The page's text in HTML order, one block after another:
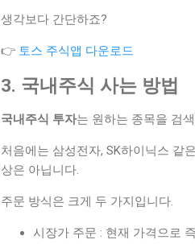
생각보다 간단하죠?
👉 토스 주식앱 다운로드
3. 국내주식 사는 방법
국내주식 투자는 원하는 종목을 검
처음에는 삼성전자, SK하이닉스 같
상은 아닙니다.
주문 방식은 크게 두 가지입니다.
시장가 주문 : 현재 가격으로